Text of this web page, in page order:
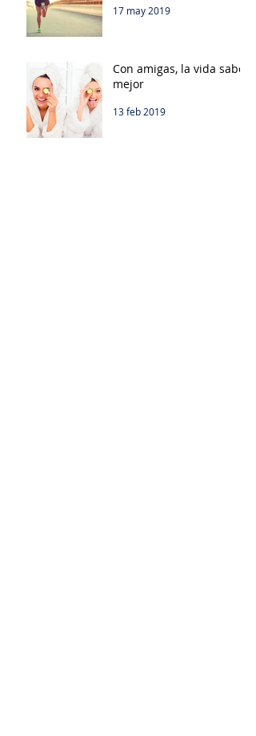
17 may 2019
Con amigas, la vida sabe
mejor
13 feb 2019